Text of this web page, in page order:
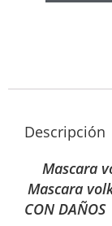
Descripción
Mascara
Mascara
CON